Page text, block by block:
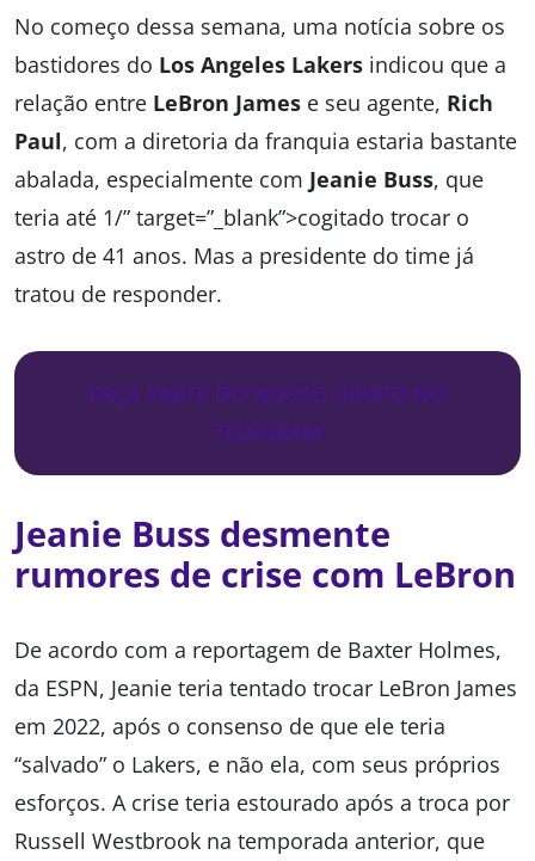
No começo dessa semana, uma notícia sobre os
bastidores do Los Angeles Lakers indicou que a
relação entre LeBron James e seu agente, Rich
Paul, com a diretoria da franquia estaria bastante
abalada, especialmente com Jeanie Buss, que
teria até 1/” target=”_blank”>cogitado trocar o
astro de 41 anos. Mas a presidente do time já
tratou de responder.
FAÇA PARTE DO NOSSO GRUPO NO
TELEGRAM
Jeanie Buss desmente
rumores de crise com LeBron
De acordo com a reportagem de Baxter Holmes,
da ESPN, Jeanie teria tentado trocar LeBron James
em 2022, após o consenso de que ele teria
“salvado” o Lakers, e não ela, com seus próprios
esforços. A crise teria estourado após a troca por
Russell Westbrook na temporada anterior, que